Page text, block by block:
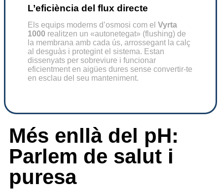
L’eficiència del flux directe
Els equips moderns d’osmosi com el Vyrta
1000 realitzen un «autonetegat» (flushing) de
la membrana amb cada ús, arrossegant la calç
al desguàs i protegint el sistema. Estan
dissenyats per sobreviure i funcionar
eficientment en aigües dures sense convertir-te
en esclau del seu manteniment.
Més enllà del pH:
Parlem de salut i
puresa